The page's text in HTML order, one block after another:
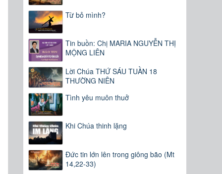
Từ bỏ mình?
Tin buồn: Chị MARIA NGUYỄN THỊ
MỘNG LIÊN
Lời Chúa THỨ SÁU TUẦN 18
THƯỜNG NIÊN
Tình yêu muôn thuở
Khi Chúa thinh lặng
Đức tin lớn lên trong giông bão (Mt
14,22-33)